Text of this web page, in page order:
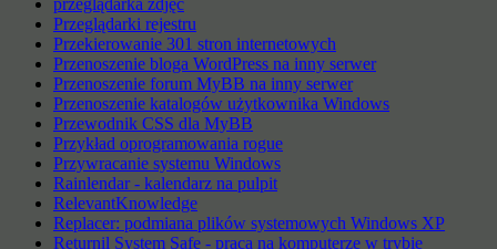
przeglądarka zdjęć
Przeglądarki rejestru
Przekierowanie 301 stron internetowych
Przenoszenie bloga WordPress na inny serwer
Przenoszenie forum MyBB na inny serwer
Przenoszenie katalogów użytkownika Windows
Przewodnik CSS dla MyBB
Przykład oprogramowania rogue
Przywracanie systemu Windows
Rainlendar - kalendarz na pulpit
RelevantKnowledge
Replacer: podmiana plików systemowych Windows XP
Returnil System Safe - praca na komputerze w trybie